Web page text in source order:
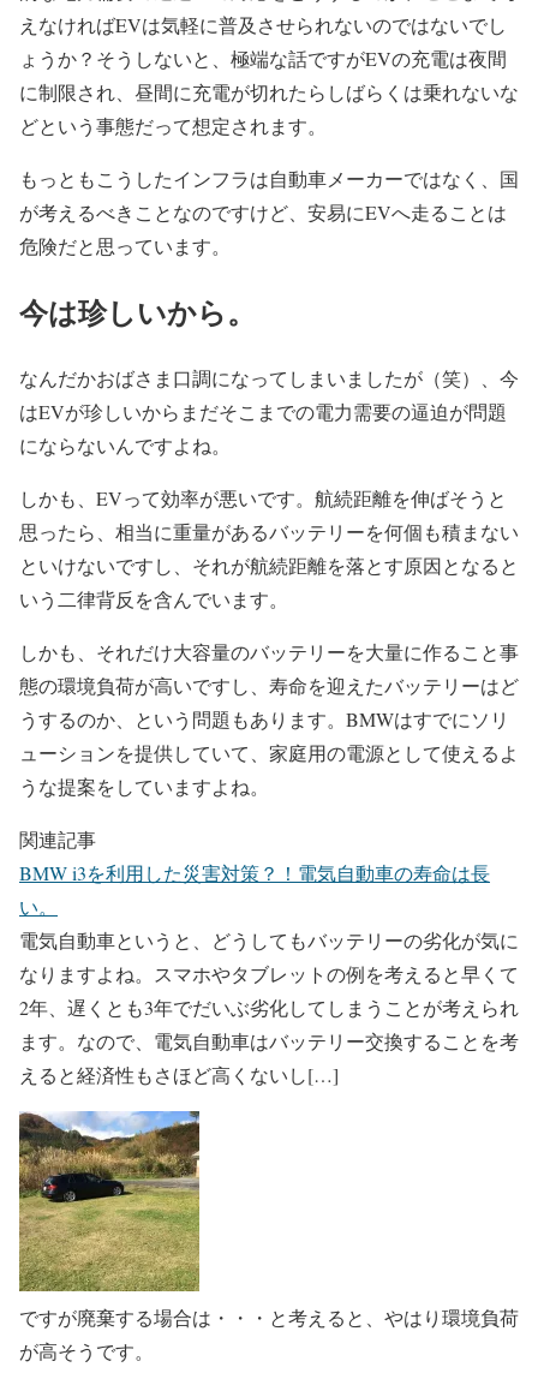
えなければEVは気軽に普及させられないのではないでし
ょうか？そうしないと、極端な話ですがEVの充電は夜間
に制限され、昼間に充電が切れたらしばらくは乗れないな
どという事態だって想定されます。
もっともこうしたインフラは自動車メーカーではなく、国
が考えるべきことなのですけど、安易にEVへ走ることは
危険だと思っています。
今は珍しいから。
なんだかおばさま口調になってしまいましたが（笑）、今
はEVが珍しいからまだそこまでの電力需要の逼迫が問題
にならないんですよね。
しかも、EVって効率が悪いです。航続距離を伸ばそうと
思ったら、相当に重量があるバッテリーを何個も積まない
といけないですし、それが航続距離を落とす原因となると
いう二律背反を含んでいます。
しかも、それだけ大容量のバッテリーを大量に作ること事
態の環境負荷が高いですし、寿命を迎えたバッテリーはど
うするのか、という問題もあります。BMWはすでにソリ
ューションを提供していて、家庭用の電源として使えるよ
うな提案をしていますよね。
関連記事
BMW i3を利用した災害対策？！電気自動車の寿命は長
い。
電気自動車というと、どうしてもバッテリーの劣化が気に
なりますよね。スマホやタブレットの例を考えると早くて
2年、遅くとも3年でだいぶ劣化してしまうことが考えられ
ます。なので、電気自動車はバッテリー交換することを考
えると経済性もさほど高くないし[…]
ですが廃棄する場合は・・・と考えると、やはり環境負荷
が高そうです。